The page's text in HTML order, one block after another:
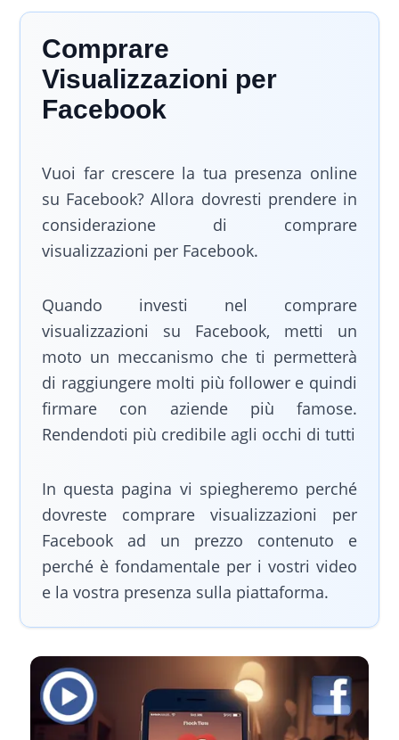
Comprare
Visualizzazioni per
Facebook
Vuoi far crescere la tua presenza online
su Facebook? Allora dovresti prendere in
considerazione di comprare
visualizzazioni per Facebook.
Quando investi nel comprare
visualizzazioni su Facebook, metti un
moto un meccanismo che ti permetterà
di raggiungere molti più follower e quindi
firmare con aziende più famose.
Rendendoti più credibile agli occhi di tutti
In questa pagina vi spiegheremo perché
dovreste comprare visualizzazioni per
Facebook ad un prezzo contenuto e
perché è fondamentale per i vostri video
e la vostra presenza sulla piattaforma.